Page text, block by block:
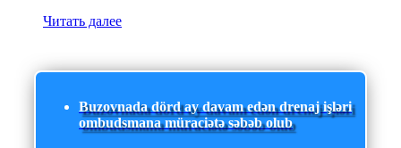
Читать далее
Buzovnada dörd ay davam edən drenaj işləri
ombudsmana müraciətə səbəb olub